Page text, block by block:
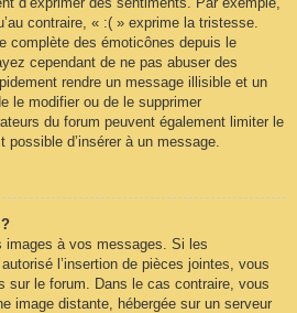
contraire, « :( » exprime la tristesse.
complète des émoticônes depuis le
cependant de ne pas abuser des
rendre un message illisible et un
le modifier ou de le supprimer
du forum peuvent également limiter le
possible d’insérer à un message.
images à vos messages. Si les
l’insertion de pièces jointes, vous
sur le forum. Dans le cas contraire, vous
image distante, hébergée sur un serveur